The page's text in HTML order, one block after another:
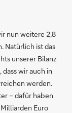
nun weitere 2,8
Natürlich ist das
unserer Bilanz
wir auch in
werden.
– dafür haben
Euro